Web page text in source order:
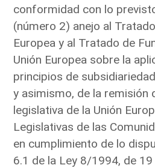
conformidad con lo
(número 2) anejo al
Europea y al Tratado de
Unión Europea sobre la
principios de
y asimismo, de la remisión
legislativa de la Unión
Legislativas de las
en cumplimiento de lo
6.1 de la Ley 8/1994, de 19